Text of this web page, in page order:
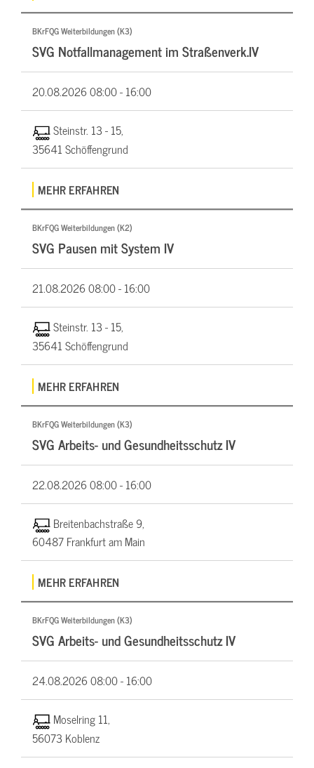
BKrFQG Weiterbildungen (K3)
SVG Notfallmanagement im Straßenverk.IV
20.08.202608:00 - 16:00
Steinstr. 13 - 15,
35641 Schöffengrund
MEHR ERFAHREN
BKrFQG Weiterbildungen (K2)
SVG Pausen mit System IV
21.08.202608:00 - 16:00
Steinstr. 13 - 15,
35641 Schöffengrund
MEHR ERFAHREN
BKrFQG Weiterbildungen (K3)
SVG Arbeits- und Gesundheitsschutz IV
22.08.202608:00 - 16:00
Breitenbachstraße 9,
60487 Frankfurt am Main
MEHR ERFAHREN
BKrFQG Weiterbildungen (K3)
SVG Arbeits- und Gesundheitsschutz IV
24.08.202608:00 - 16:00
Moselring 11,
56073 Koblenz